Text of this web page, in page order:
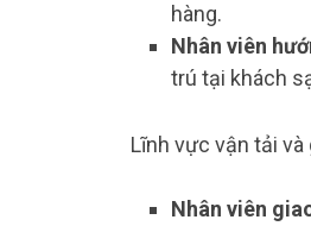
hàng.
Nhân viên
trú tại khách
Lĩnh vực vận tải và
Nhân viên